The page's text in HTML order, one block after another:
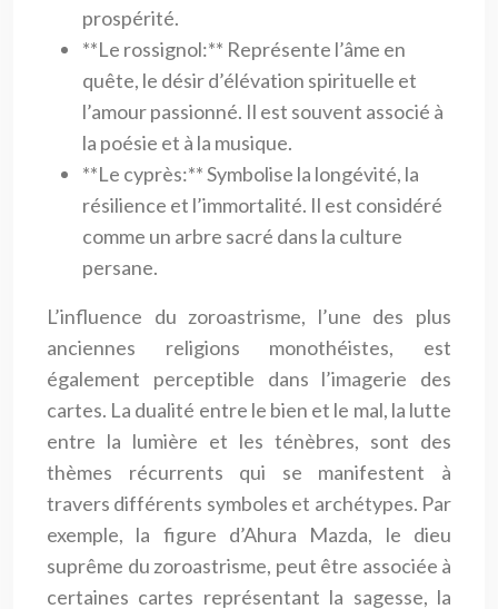
prospérité.
**Le rossignol:** Représente l’âme en
quête, le désir d’élévation spirituelle et
l’amour passionné. Il est souvent associé à
la poésie et à la musique.
**Le cyprès:** Symbolise la longévité, la
résilience et l’immortalité. Il est considéré
comme un arbre sacré dans la culture
persane.
L’influence du zoroastrisme, l’une des plus
anciennes religions monothéistes, est
également perceptible dans l’imagerie des
cartes. La dualité entre le bien et le mal, la lutte
entre la lumière et les ténèbres, sont des
thèmes récurrents qui se manifestent à
travers différents symboles et archétypes. Par
exemple, la figure d’Ahura Mazda, le dieu
suprême du zoroastrisme, peut être associée à
certaines cartes représentant la sagesse, la